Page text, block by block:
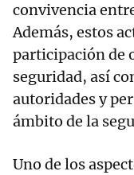
convivencia
Además, estos
participación de
seguridad, así
autoridades y
ámbito de la
Uno de los